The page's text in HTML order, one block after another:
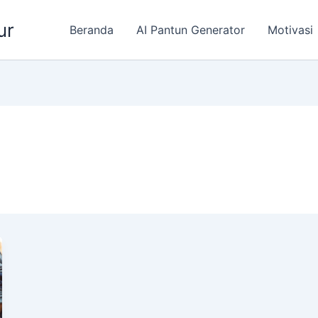
Beranda AI Pantun Generator Motivasi